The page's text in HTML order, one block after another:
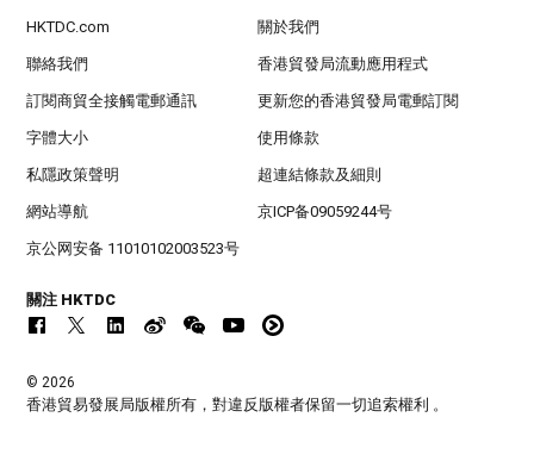
HKTDC.com 關於我們
聯絡我們 香港貿發局流動應用程式
訂閱商貿全接觸電郵通訊 更新您的香港貿發局電郵訂閱
字體大小 使用條款
私隱政策聲明 超連結條款及細則
網站導航 京ICP备09059244号
京公网安备 11010102003523号
關注 HKTDC
© 2026
香港貿易發展局版權所有，對違反版權者保留一切追索權利 。